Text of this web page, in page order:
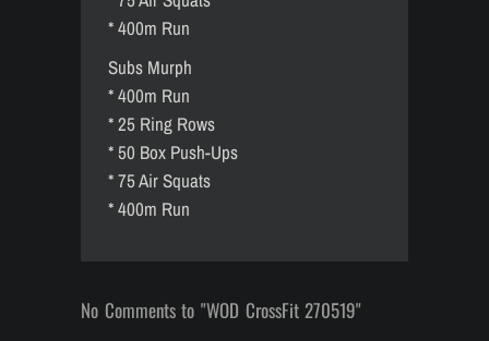
* 400m Run
Subs Murph
* 400m Run
* 25 Ring Rows
* 50 Box Push-Ups
* 75 Air Squats
* 400m Run
No Comments to "WOD CrossFit 270519"